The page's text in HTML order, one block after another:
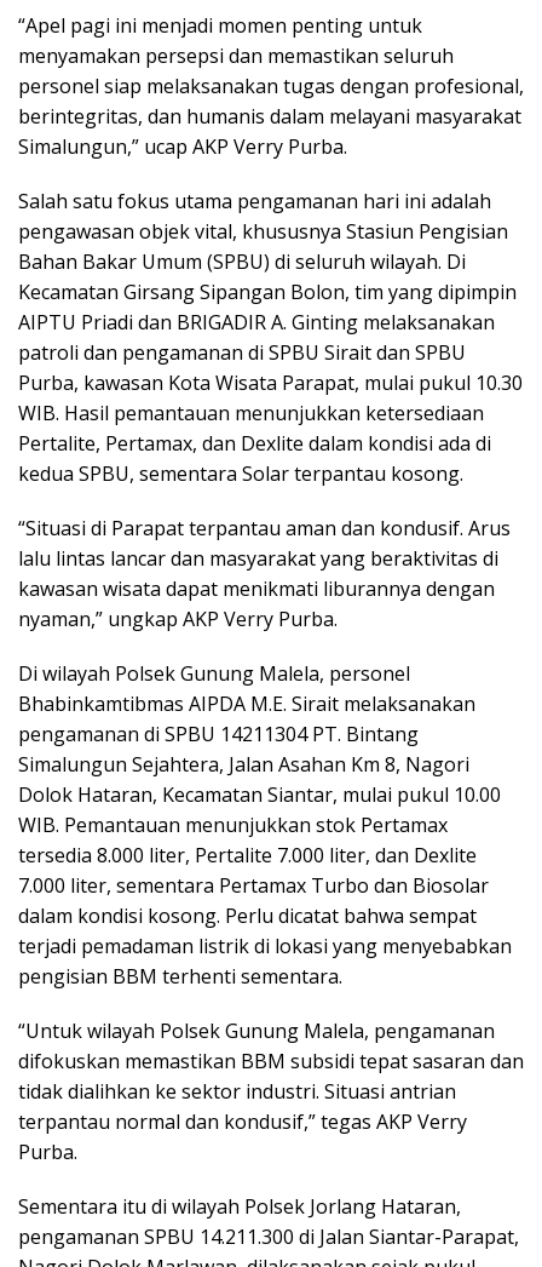
“Apel pagi ini menjadi momen penting untuk
menyamakan persepsi dan memastikan seluruh
personel siap melaksanakan tugas dengan profesional,
berintegritas, dan humanis dalam melayani masyarakat
Simalungun,” ucap AKP Verry Purba.
Salah satu fokus utama pengamanan hari ini adalah
pengawasan objek vital, khususnya Stasiun Pengisian
Bahan Bakar Umum (SPBU) di seluruh wilayah. Di
Kecamatan Girsang Sipangan Bolon, tim yang dipimpin
AIPTU Priadi dan BRIGADIR A. Ginting melaksanakan
patroli dan pengamanan di SPBU Sirait dan SPBU
Purba, kawasan Kota Wisata Parapat, mulai pukul 10.30
WIB. Hasil pemantauan menunjukkan ketersediaan
Pertalite, Pertamax, dan Dexlite dalam kondisi ada di
kedua SPBU, sementara Solar terpantau kosong.
“Situasi di Parapat terpantau aman dan kondusif. Arus
lalu lintas lancar dan masyarakat yang beraktivitas di
kawasan wisata dapat menikmati liburannya dengan
nyaman,” ungkap AKP Verry Purba.
Di wilayah Polsek Gunung Malela, personel
Bhabinkamtibmas AIPDA M.E. Sirait melaksanakan
pengamanan di SPBU 14211304 PT. Bintang
Simalungun Sejahtera, Jalan Asahan Km 8, Nagori
Dolok Hataran, Kecamatan Siantar, mulai pukul 10.00
WIB. Pemantauan menunjukkan stok Pertamax
tersedia 8.000 liter, Pertalite 7.000 liter, dan Dexlite
7.000 liter, sementara Pertamax Turbo dan Biosolar
dalam kondisi kosong. Perlu dicatat bahwa sempat
terjadi pemadaman listrik di lokasi yang menyebabkan
pengisian BBM terhenti sementara.
“Untuk wilayah Polsek Gunung Malela, pengamanan
difokuskan memastikan BBM subsidi tepat sasaran dan
tidak dialihkan ke sektor industri. Situasi antrian
terpantau normal dan kondusif,” tegas AKP Verry
Purba.
Sementara itu di wilayah Polsek Jorlang Hataran,
pengamanan SPBU 14.211.300 di Jalan Siantar-Parapat,